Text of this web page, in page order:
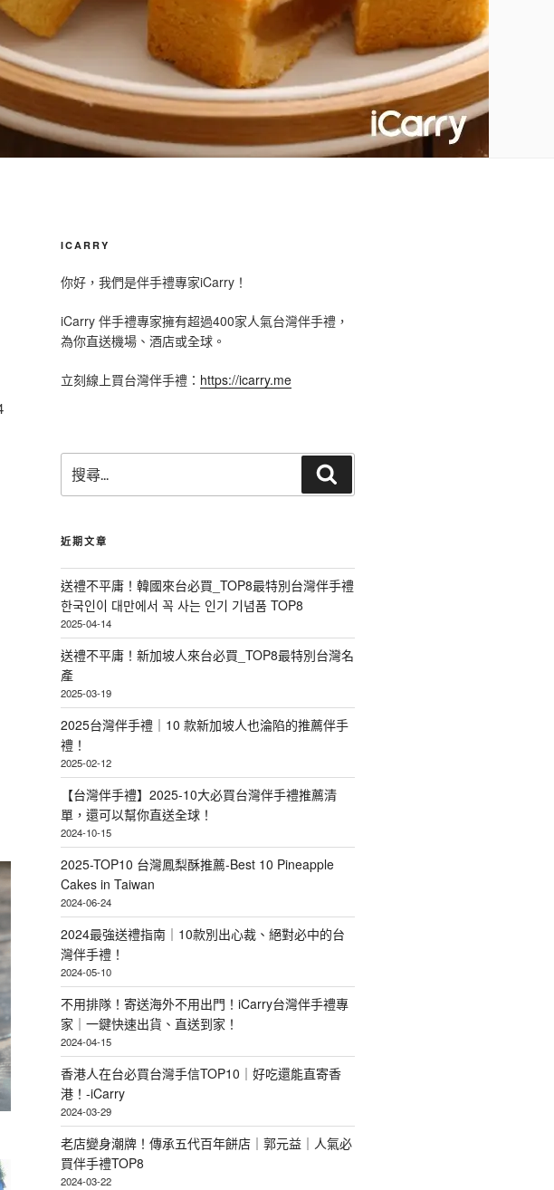
ICARRY
你好，我們是伴手禮專家iCarry！
iCarry 伴手禮專家擁有超過400家人氣台灣伴手禮，
為你直送機場、酒店或全球。
立刻線上買台灣伴手禮： https://icarry.me
尋
關
字
尋
近期文章
送禮不平庸！韓國來台必買_TOP8最特別台灣伴手禮
한국인이 대만에서 꼭 사는 인기 기념품 TOP8
2025-04-14
送禮不平庸！新加坡人來台必買_TOP8最特別台灣名
產
2025-03-19
2025台灣伴手禮｜10 款新加坡人也淪陷的推薦伴手
禮！
2025-02-12
【台灣伴手禮】2025-10大必買台灣伴手禮推薦清
單，還可以幫你直送全球！
2024-10-15
2025-TOP10 台灣鳳梨酥推薦-Best 10 Pineapple
Cakes in Taiwan
2024-06-24
2024最強送禮指南｜10款別出心裁、絕對必中的台
灣伴手禮！
2024-05-10
不用排隊！寄送海外不用出門！iCarry台灣伴手禮專
家｜一鍵快速出貨、直送到家！
2024-04-15
香港人在台必買台灣手信TOP10｜好吃還能直寄香
港！-iCarry
2024-03-29
老店變身潮牌！傳承五代百年餅店｜郭元益｜人氣必
買伴手禮TOP8
2024-03-22